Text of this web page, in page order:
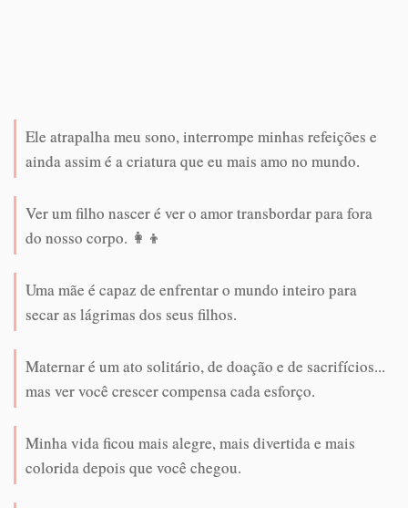
Ele atrapalha meu sono, interrompe minhas refeições e
ainda assim é a criatura que eu mais amo no mundo.
Ver um filho nascer é ver o amor transbordar para fora
do nosso corpo. 👩‍👦
Uma mãe é capaz de enfrentar o mundo inteiro para
secar as lágrimas dos seus filhos.
Maternar é um ato solitário, de doação e de sacrifícios...
mas ver você crescer compensa cada esforço.
Minha vida ficou mais alegre, mais divertida e mais
colorida depois que você chegou.